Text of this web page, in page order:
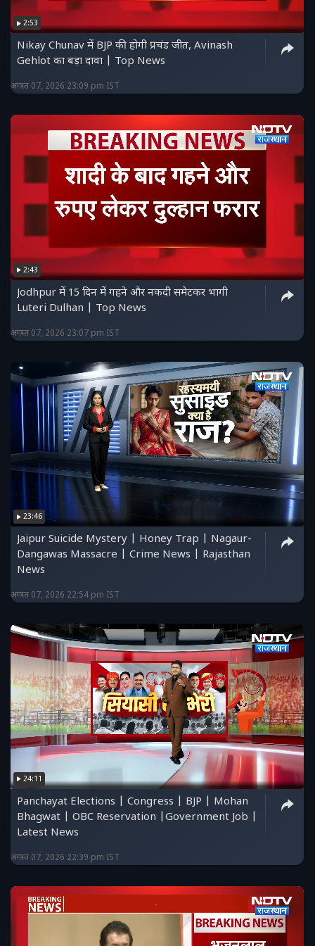
हमें ट्विटर पर फॉलो करें :
https://twitter.com/NDTV_Rajasthan
2:53
Nikay Chunav में BJP की होगी प्रचंड जीत, Avinash
Gehlot का बड़ा दावा | Top News
अगस्त 07, 2026 23:09 pm IST
2:43
Jodhpur में 15 दिन में गहने और नकदी समेटकर भागी
Luteri Dulhan | Top News
अगस्त 07, 2026 23:07 pm IST
23:46
Jaipur Suicide Mystery | Honey Trap | Nagaur-
Dangawas Massacre | Crime News | Rajasthan
News
अगस्त 07, 2026 22:54 pm IST
24:11
Panchayat Elections | Congress | BJP | Mohan
Bhagwat | OBC Reservation |Government Job |
Latest News
अगस्त 07, 2026 22:39 pm IST